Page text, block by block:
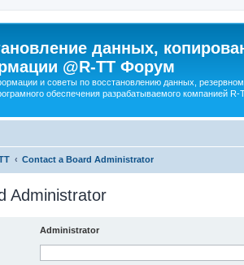
данных,
@R-TT Форум
и советы по восстановлению данных,
обеспечения разрабатываемого компанией R-
Contact a Board Administrator
Administrator
Administrator